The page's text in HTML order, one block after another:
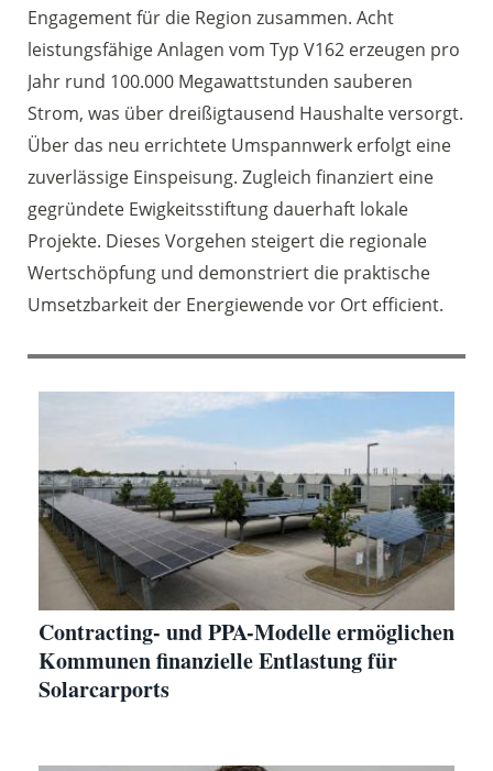
Engagement für die Region zusammen. Acht
leistungsfähige Anlagen vom Typ V162 erzeugen pro
Jahr rund 100.000 Megawattstunden sauberen
Strom, was über dreißigtausend Haushalte versorgt.
Über das neu errichtete Umspannwerk erfolgt eine
zuverlässige Einspeisung. Zugleich finanziert eine
gegründete Ewigkeitsstiftung dauerhaft lokale
Projekte. Dieses Vorgehen steigert die regionale
Wertschöpfung und demonstriert die praktische
Umsetzbarkeit der Energiewende vor Ort efficient.
Contracting- und PPA-Modelle ermöglichen
Kommunen finanzielle Entlastung für
Solarcarports